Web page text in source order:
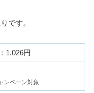
です。
1,026円
ンペーン対象